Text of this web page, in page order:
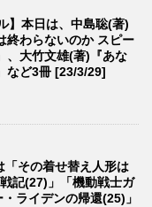
】本日は、中島聡(著)
終わらないのか スピー
、大竹文雄(著)『あな
など3冊 [23/3/29]
その着せ替え人形は
記(27)」「機動戦士ガ
ライデンの帰還(25)」